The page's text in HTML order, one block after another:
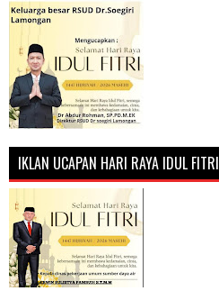
IKLAN UCAPAN HARI RAYA IDUL FITRI